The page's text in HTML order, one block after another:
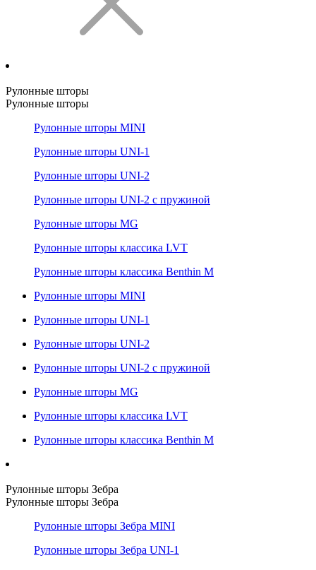
Рулонные шторы
Рулонные шторы
Рулонные шторы MINI
Рулонные шторы UNI-1
Рулонные шторы UNI-2
Рулонные шторы UNI-2 с пружиной
Рулонные шторы MG
Рулонные шторы классика LVT
Рулонные шторы классика Benthin M
Рулонные шторы MINI
Рулонные шторы UNI-1
Рулонные шторы UNI-2
Рулонные шторы UNI-2 с пружиной
Рулонные шторы MG
Рулонные шторы классика LVT
Рулонные шторы классика Benthin M
Рулонные шторы Зебра
Рулонные шторы Зебра
Рулонные шторы Зебра MINI
Рулонные шторы Зебра UNI-1